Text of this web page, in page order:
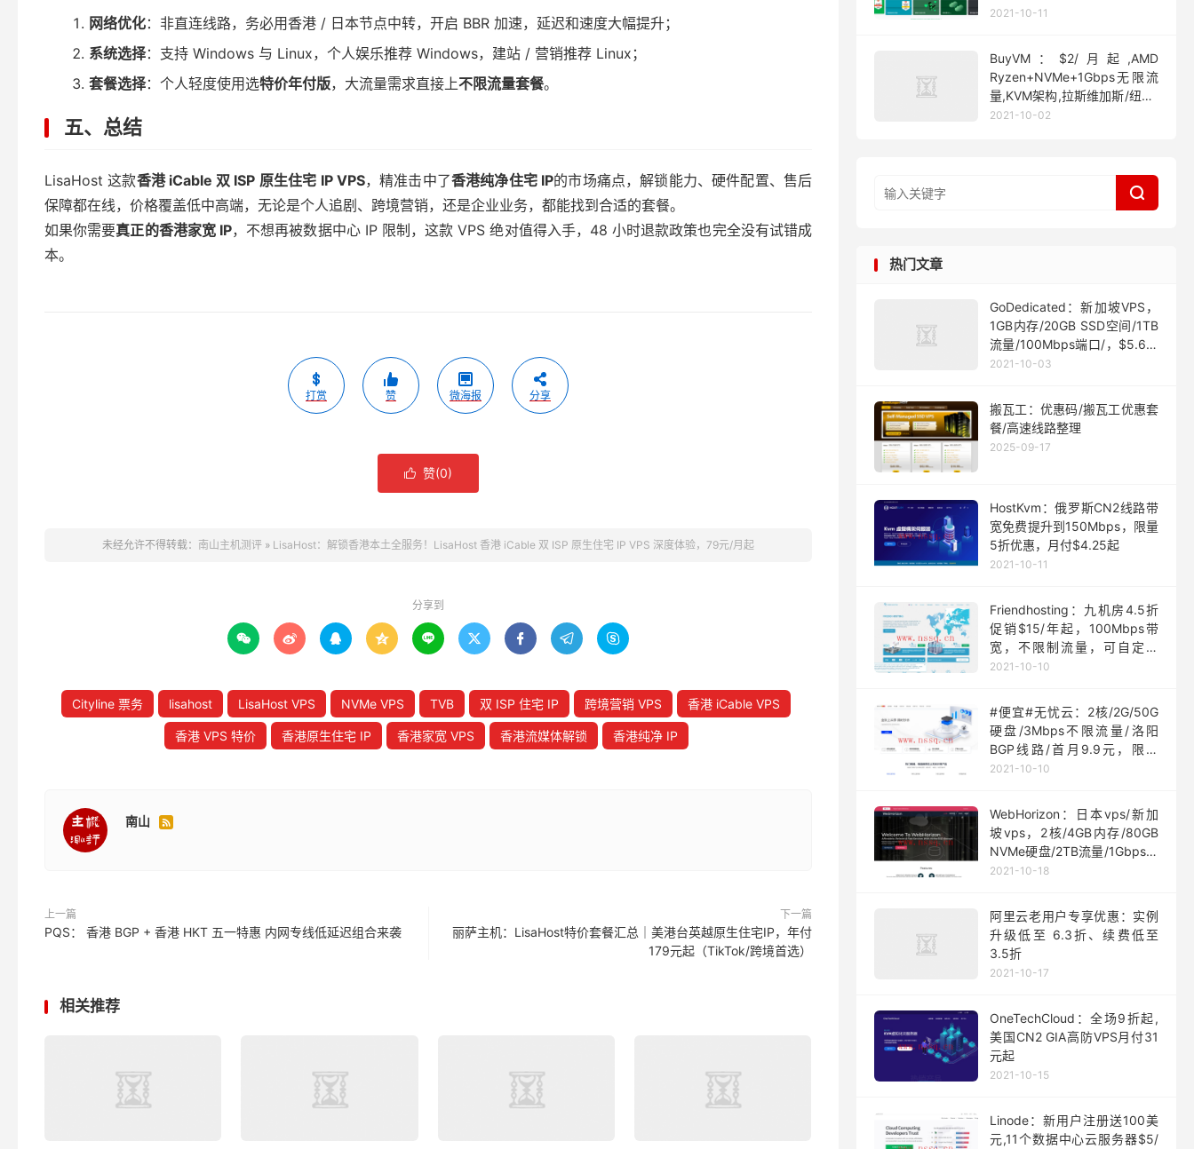
网络优化：非直连线路，务必用香港 / 日本节点中转，开启 BBR 加速，延迟和速度大幅提升；
系统选择：支持 Windows 与 Linux，个人娱乐推荐 Windows，建站 / 营销推荐 Linux；
套餐选择：个人轻度使用选特价年付版，大流量需求直接上不限流量套餐。
五、总结
LisaHost 这款香港 iCable 双 ISP 原生住宅 IP VPS，精准击中了香港纯净住宅 IP的市场痛点，解锁能力、硬件配置、售后
保障都在线，价格覆盖低中高端，无论是个人追剧、跨境营销，还是企业业务，都能找到合适的套餐。
如果你需要真正的香港家宽 IP，不想再被数据中心 IP 限制，这款 VPS 绝对值得入手，48 小时退款政策也完全没有试错成
本。
打赏 赞 微海报 分享
 赞(0)
未经允许不得转载： 南山主机测评 » LisaHost：解锁香港本土全服务！LisaHost 香港 iCable 双 ISP 原生住宅 IP VPS 深度体验，79元/月起
分享到
        
Cityline 票务 lisahost LisaHost VPS NVMe VPS TVB 双 ISP 住宅 IP 跨境营销 VPS 香港 iCable VPS
香港 VPS 特价 香港原生住宅 IP 香港家宽 VPS 香港流媒体解锁 香港纯净 IP
南山 
上一篇
PQS： 香港 BGP + 香港 HKT 五一特惠 内网专线低延迟组合来袭
下一篇
丽萨主机：LisaHost特价套餐汇总｜美港台英越原生住宅IP，年付
179元起（TikTok/跨境首选）
相关推荐
2021-10-11
BuyVM：$2/月起,AMD
Ryzen+NVMe+1Gbps无限流
量,KVM架构,拉斯维加斯/纽约/
迈阿密
2021-10-02

热门文章
GoDedicated：新加坡VPS，
1GB内存/20GB SSD空间/1TB
流量/100Mbps端口/，$5.63/
月起
2021-10-03
搬瓦工：优惠码/搬瓦工优惠套
餐/高速线路整理
2025-09-17
HostKvm：俄罗斯CN2线路带
宽免费提升到150Mbps，限量
5折优惠，月付$4.25起
2021-10-11
Friendhosting：九机房4.5折
促销$15/年起，100Mbps带
宽，不限制流量，可自定义
ISO
2021-10-10
#便宜#无忧云：2核/2G/50G
硬盘/3Mbps不限流量/洛阳
BGP线路/首月9.9元，限量
200台
2021-10-10
WebHorizon：日本vps/新加
坡vps，2核/4GB内存/80GB
NVMe硬盘/2TB流量/1Gbps端
口，$5/月起
2021-10-18
阿里云老用户专享优惠：实例
升级低至 6.3折、续费低至
3.5折
2021-10-17
OneTechCloud：全场9折起,
美国CN2 GIA高防VPS月付31
元起
2021-10-15
Linode：新用户注册送100美
元,11个数据中心云服务器$5/